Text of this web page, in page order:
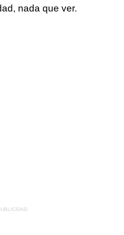
nada que ver.